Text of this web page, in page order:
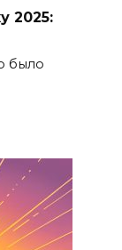
2025:
было